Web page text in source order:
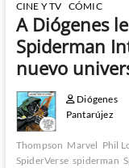
CINE Y TV CÓMIC
A Diógenes
Spiderman
nuevo
Diógenes
Pantarújez
Thompson Marvel Phil
SpiderVerse spiderman